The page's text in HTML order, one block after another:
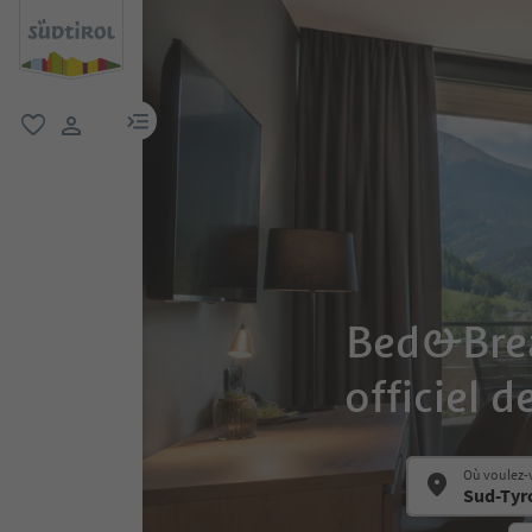
lien menu
officiel
Où voulez-